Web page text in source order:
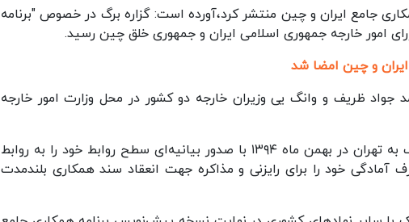
جامع ایران و چین منتشر کرد،آورده است: گزاره برگ در خصوص "برنامه
امور خارجه جمهوری اسلامی ایران و جمهوری خلق چین رسید.
ظریف و وانگ یی وزیران خارجه دو کشور در محل وزارت امور خارجه
ایران و چین در جریان سفر رسمی شی جی پینگ به تهران در بهمن ماه ۱۳۹۴ با صدور بیانیه‌ای سطح روابط خود را به روابط
بند ۶ این بیانیه دو طرف آمادگی خود را برای رایزنی و مذاکره جهت انعقاد سند همکاری بلندمدت